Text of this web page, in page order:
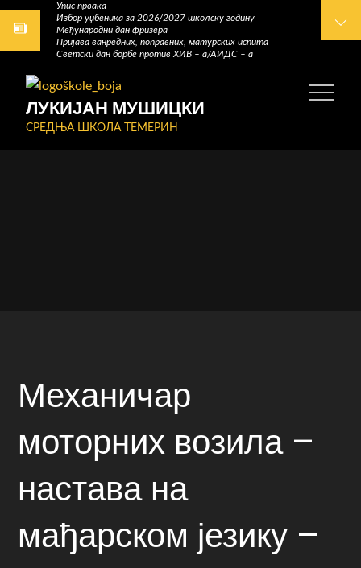
Skip
Упис првака
Избор уџбеника за 2026/2027 школску годину
Међународни дан фризера
Пријава ванредних, поправних, матурских испита
Светски дан борбе против ХИВ – а/АИДС – а
ЛУКИЈАН МУШИЦКИ
СРЕДЊА ШКОЛА ТЕМЕРИН
Механичар
моторних возила –
настава на
мађарском језику –